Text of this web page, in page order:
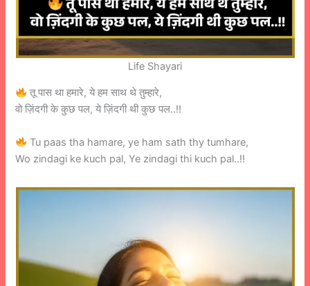
Life Shayari
तू पास था हमारे, ये हम साथ थे तुम्हारे,
वो ज़िंदगी के कुछ पल, ये ज़िंदगी थी कुछ पल..!!
Tu paas tha hamare, ye ham sath thy tumhare,
Wo zindagi ke kuch pal, Ye zindagi thi kuch pal..!!